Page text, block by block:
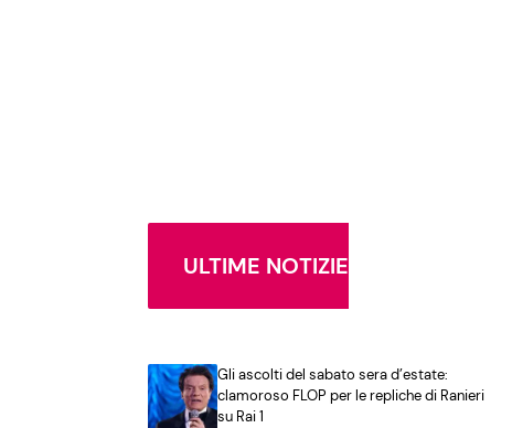
ULTIME NOTIZIE
Gli ascolti del sabato sera d’estate:
clamoroso FLOP per le repliche di Ranieri
su Rai 1